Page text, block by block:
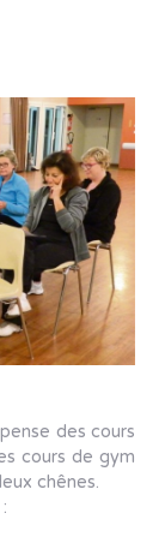
des cours
cours de gym
chênes.